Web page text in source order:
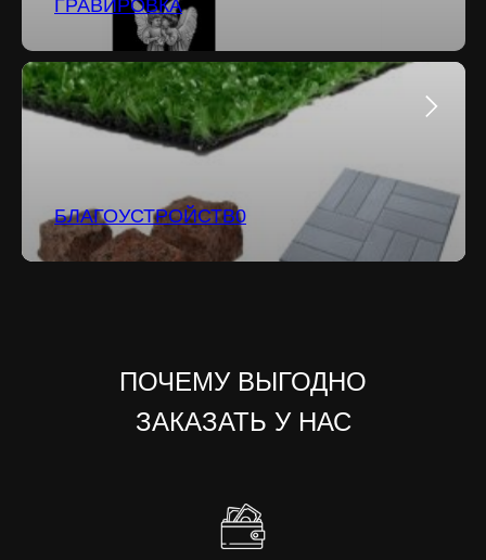
ГРАВИРОВКА
БЛАГОУСТРОЙСТВ0
ПОЧЕМУ ВЫГОДНО
ЗАКАЗАТЬ У НАС